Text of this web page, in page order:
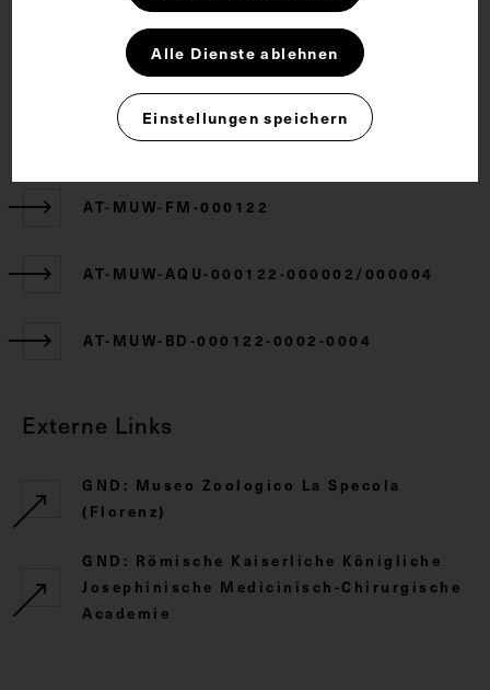
CC BY-NC-SA 4.0
Zugehörige Objekte
AT-MUW-FM-000122
AT-MUW-AQU-000122-000002/000004
AT-MUW-BD-000122-0002-0004
Externe Links
GND: Museo Zoologico La Specola
(Florenz)
GND: Römische Kaiserliche Königliche
Josephinische Medicinisch-Chirurgische
Academie
Alle Dienste ablehnen
Einstellungen speichern